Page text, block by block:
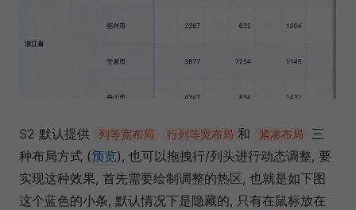
S2 默认提供 列等宽布局 行列等宽布局 和 紧凑布局
三
种布局方式 (预览), 也可以拖拽行/列头进行动态调整, 要
实现这种效果, 首先需要绘制调整的热区, 也就是如下图
这个蓝色的小条, 默认情况下是隐藏的, 只有在鼠标放在